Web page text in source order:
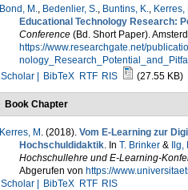
Bond, M., Bedenlier, S., Buntins, K., Kerres,
Educational Technology Research:
Conference(Bd. Short Paper).
https://www.researchgate.net/
Scholar |
BibTeX RTF RIS (27.55 KB)
Book Chapter
Kerres, M . (2018). Vom E-Learning zur
Hochschuldidaktik. In T. Brinker& Ilg,
Hochschullehre und E-Learning-
Abgerufen von https://
Scholar |
BibTeX RTF RIS